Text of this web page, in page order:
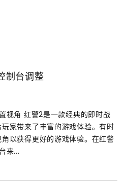
制台调整
视角 红警2是一款经典的即时战
家带来了丰富的游戏体验。有时
以获得更好的游戏体验。在红警
来...